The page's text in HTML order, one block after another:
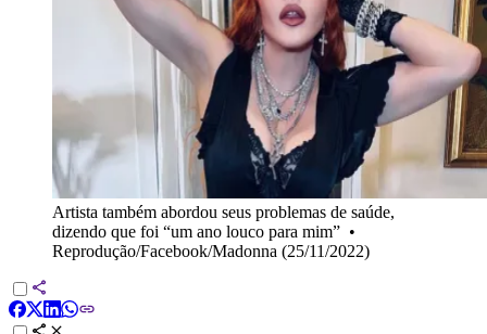
Artista também abordou seus problemas de saúde,
dizendo que foi “um ano louco para mim” •
Reprodução/Facebook/Madonna (25/11/2022)